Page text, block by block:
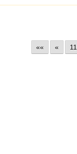
««
« 11